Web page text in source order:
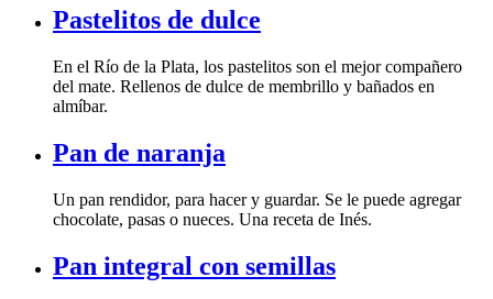
Pastelitos de dulce
almíbar.
Pan de naranja
chocolate, pasas o nueces. Una receta de Inés.
Pan integral con semillas